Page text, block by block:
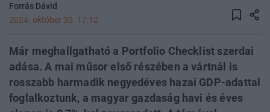
Forrás Dávid
2024. október 30. 17:12
Már meghallgatható a Portfolio Checklist szerdai
adása. A mai műsor első részében a vártnál is
rosszabb harmadik negyedéves hazai GDP-adattal
foglalkoztunk, a magyar gazdaság havi és éves